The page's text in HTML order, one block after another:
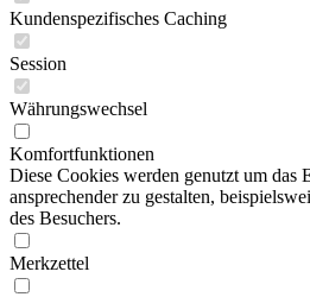
Kundenspezifisches Caching
Session
Währungswechsel
Komfortfunktionen
Diese Cookies werden genutzt um das
ansprechender zu gestalten,
des Besuchers.
Merkzettel